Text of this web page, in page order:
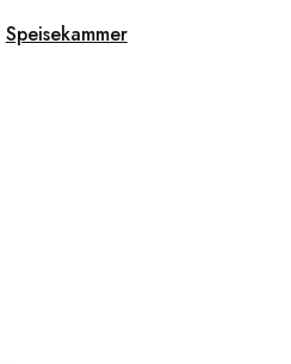
Speisekammer